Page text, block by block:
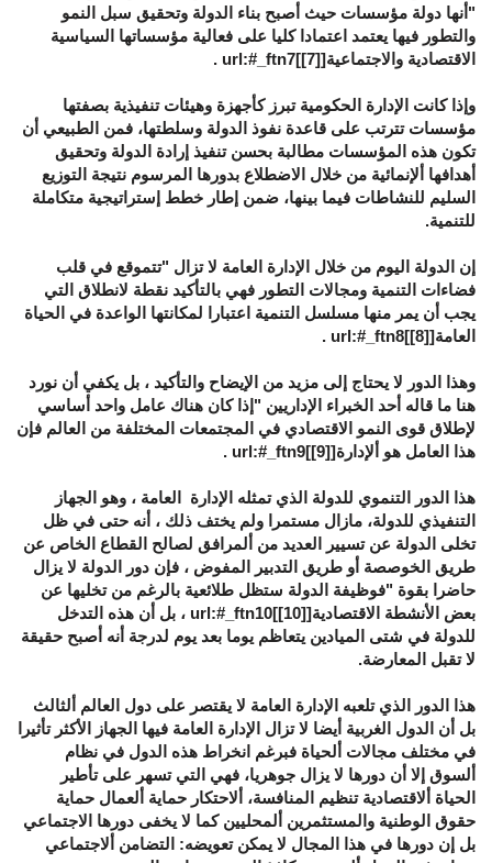
"أنها دولة مؤسسات حيث أصبح بناء الدولة وتحقيق سبل النمو
والتطور فيها يعتمد اعتمادا كليا على فعالية مؤسساتها السياسية
الاقتصادية والاجتماعية[[7]
]url:#_ftn7 .
وإذا كانت الإدارة الحكومية تبرز كأجهزة وهيئات تنفيذية بصفتها
مؤسسات تترتب على قاعدة نفوذ الدولة وسلطتها، فمن الطبيعي أن
تكون هذه المؤسسات مطالبة بحسن تنفيذ إرادة الدولة وتحقيق
أهدافها ألإنمائية من خلال الاضطلاع بدورها المرسوم نتيجة التوزيع
السليم للنشاطات فيما بينها، ضمن إطار خطط إستراتيجية متكاملة
للتنمية.
إن الدولة اليوم من خلال الإدارة العامة لا تزال "تتموقع في قلب
فضاءات التنمية ومجالات التطور فهي بالتأكيد نقطة لانطلاق التي
يجب أن يمر منها مسلسل التنمية اعتبارا لمكانتها الواعدة في الحياة
العامة[[8]
]url:#_ftn8 .
وهذا الدور لا يحتاج إلى مزيد من الإيضاح والتأكيد ، بل يكفي أن نورد
هنا ما قاله أحد الخبراء الإداريين "إذا كان هناك عامل واحد أساسي
لإطلاق قوى النمو الاقتصادي في المجتمعات المختلفة من العالم فإن
هذا العامل هو ألإدارة[[9]
]url:#_ftn9 .
هذا الدور التنموي للدولة الذي تمثله الإدارة العامة ، وهو الجهاز
التنفيذي للدولة، مازال مستمرا ولم يختف ذلك ، أنه حتى في ظل
تخلى الدولة عن تسيير العديد من ألمرافق لصالح القطاع الخاص عن
طريق الخوصصة أو طريق التدبير المفوض ، فإن دور الدولة لا يزال
حاضرا بقوة "فوظيفة الدولة ستظل طلائعية بالرغم من تخليها عن
بعض الأنشطة الاقتصادية[[10]
]url:#_ftn10 ، بل أن هذه التدخل
للدولة في شتى الميادين يتعاظم يوما بعد يوم لدرجة أنه أصبح حقيقة
لا تقبل المعارضة.
هذا الدور الذي تلعبه الإدارة العامة لا يقتصر على دول العالم ألثالث
بل أن الدول الغربية أيضا لا تزال الإدارة العامة فيها الجهاز الأكثر تأثيرا
في مختلف مجالات ألحياة فبرغم انخراط هذه الدول في نظام
ألسوق إلا أن دورها لا يزال جوهريا، فهي التي تسهر على تأطير
الحياة ألاقتصادية تنظيم المنافسة، ألاحتكار حماية ألعمال حماية
حقوق الوطنية والمستثمرين ألمحليين كما لا يخفى دورها الاجتماعي
بل إن دورها في هذا المجال لا يمكن تعويضه: التضامن ألاجتماعي